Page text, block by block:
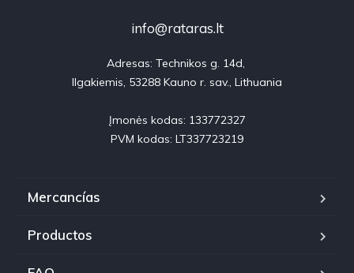
info@rataras.lt
Adresas: Technikos g. 14d,
Ilgakiemis, 53288 Kauno r. sav., Lithuania
Įmonės kodas: 133772327
PVM kodas: LT337723219
Mercancías
Productos